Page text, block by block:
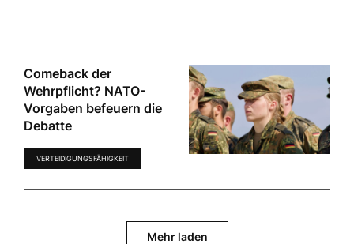
Comeback der
Wehrpflicht? NATO-
Vorgaben befeuern die
Debatte
VERTEIDIGUNGSFÄHIGKEIT
Mehr laden